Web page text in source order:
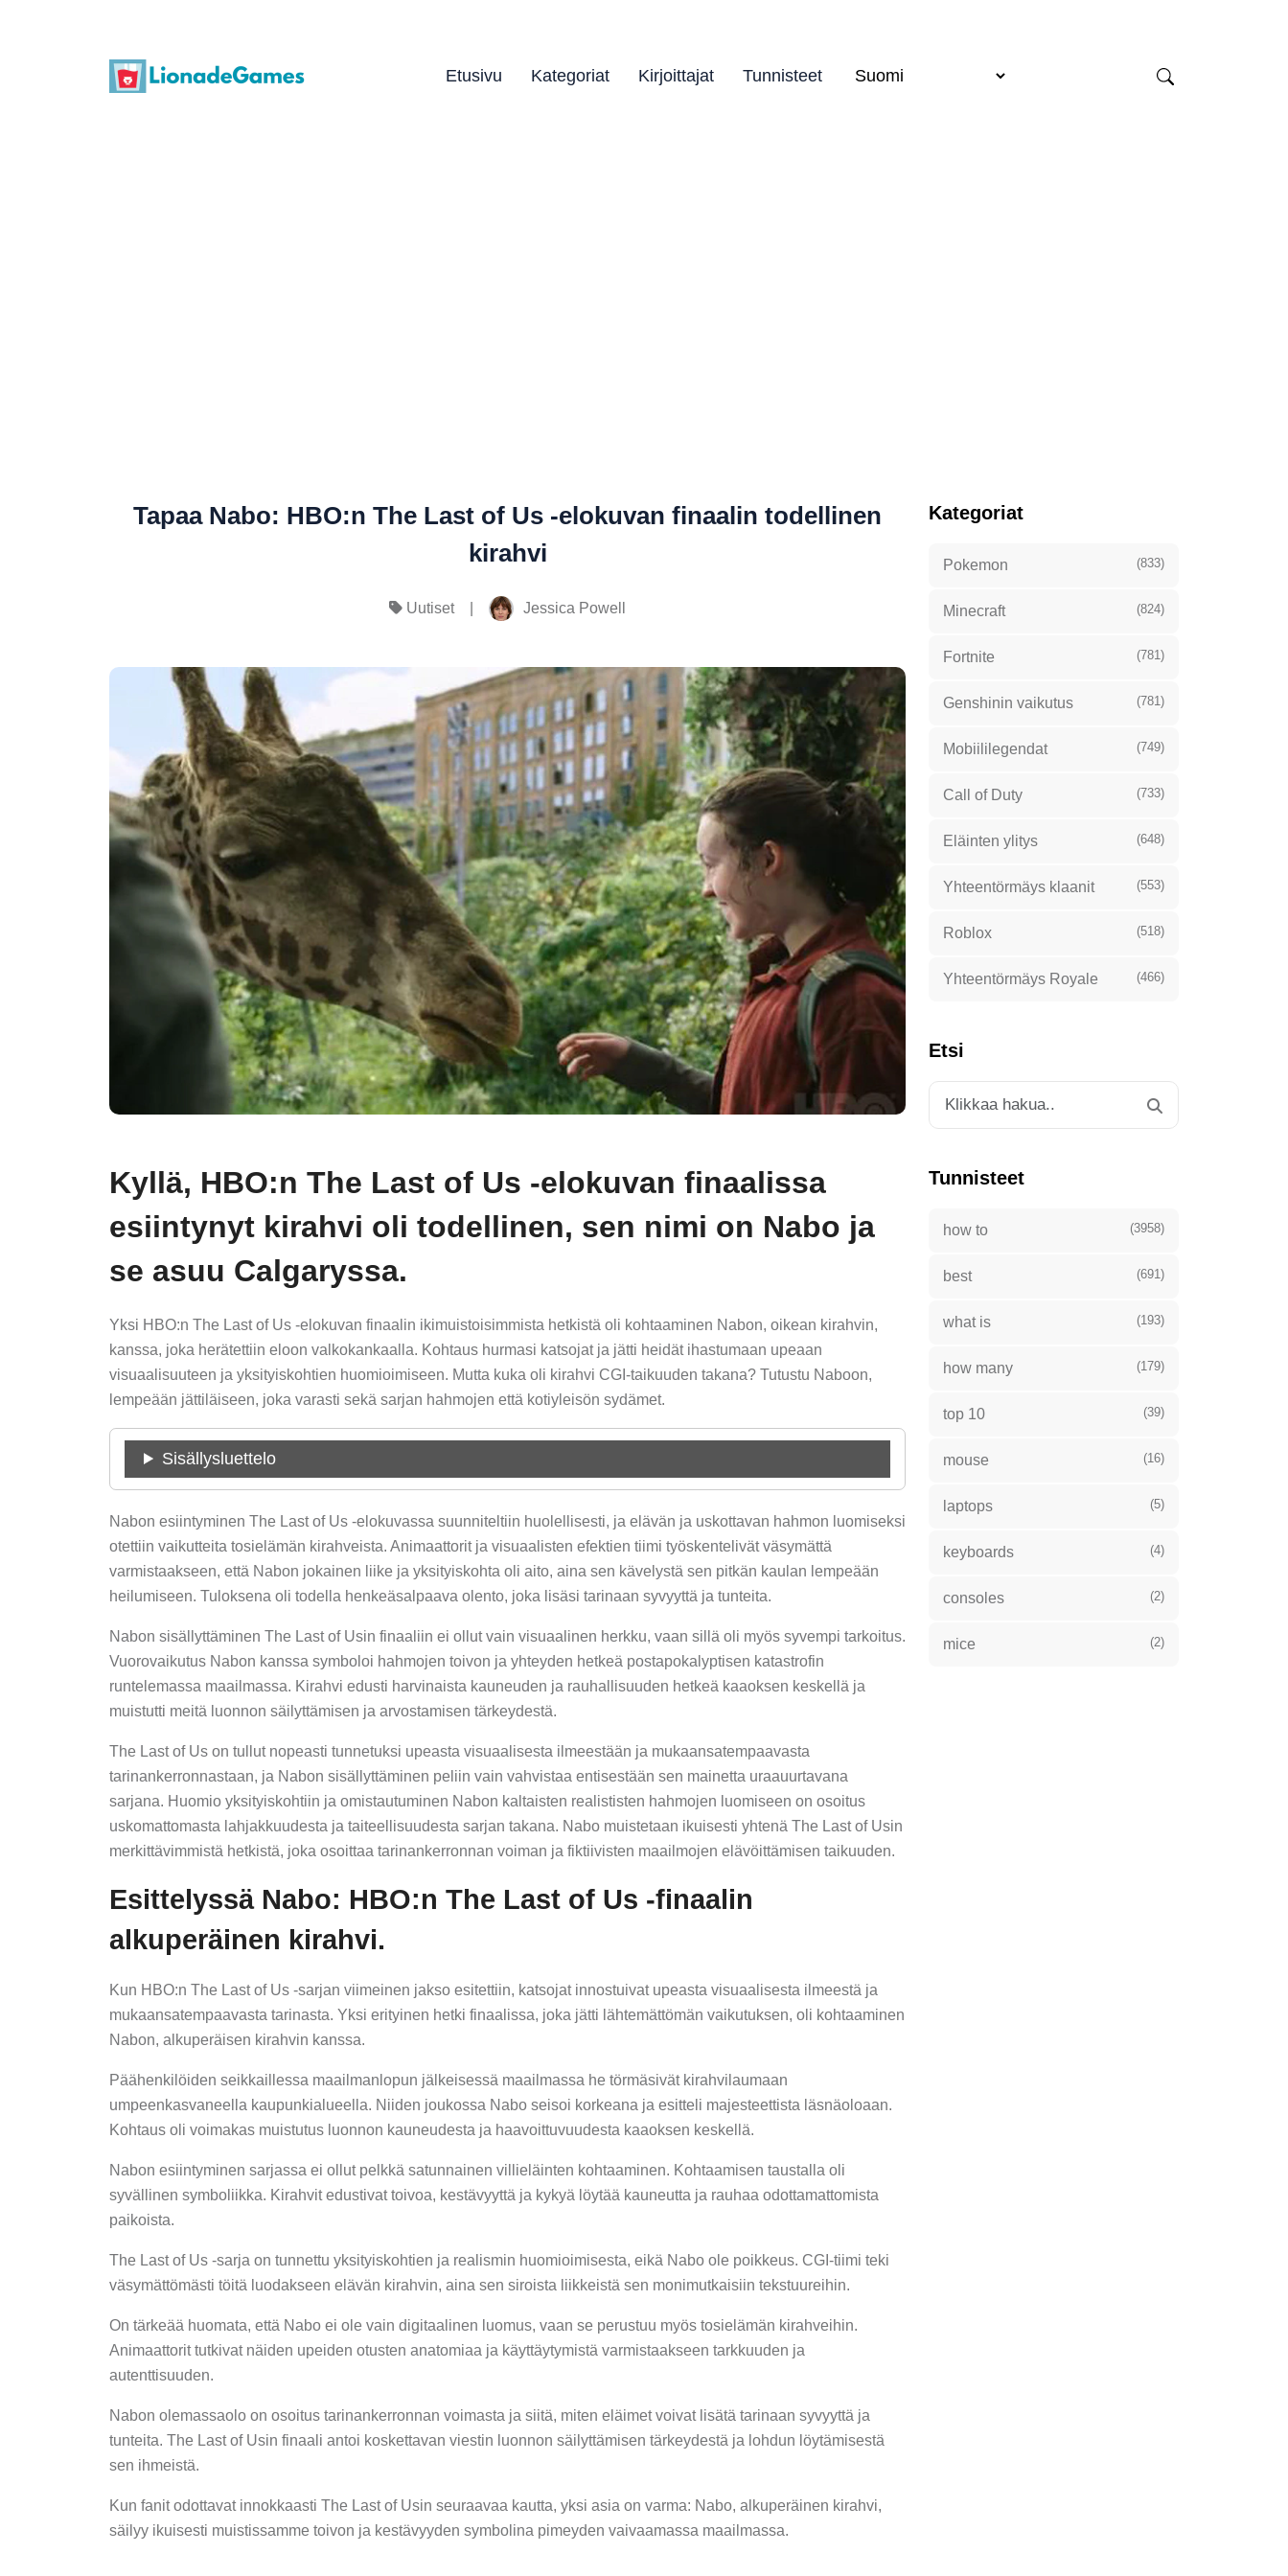
Etusivu Kategoriat Kirjoittajat Tunnisteet
Tapaa Nabo: HBO:n The Last of Us -elokuvan finaalin todellinen
kirahvi
Uutiset Jessica Powell
Kyllä, HBO:n The Last of Us -elokuvan finaalissa
esiintynyt kirahvi oli todellinen, sen nimi on Nabo ja
se asuu Calgaryssa.
Yksi HBO:n The Last of Us -elokuvan finaalin ikimuistoisimmista hetkistä oli kohtaaminen Nabon, oikean kirahvin,
kanssa, joka herätettiin eloon valkokankaalla. Kohtaus hurmasi katsojat ja jätti heidät ihastumaan upeaan
visuaalisuuteen ja yksityiskohtien huomioimiseen. Mutta kuka oli kirahvi CGI-taikuuden takana? Tutustu Naboon,
lempeään jättiläiseen, joka varasti sekä sarjan hahmojen että kotiyleisön sydämet.
Sisällysluettelo
Nabon esiintyminen The Last of Us -elokuvassa suunniteltiin huolellisesti, ja elävän ja uskottavan hahmon luomiseksi
otettiin vaikutteita tosielämän kirahveista. Animaattorit ja visuaalisten efektien tiimi työskentelivät väsymättä
varmistaakseen, että Nabon jokainen liike ja yksityiskohta oli aito, aina sen kävelystä sen pitkän kaulan lempeään
heilumiseen. Tuloksena oli todella henkeäsalpaava olento, joka lisäsi tarinaan syvyyttä ja tunteita.
Nabon sisällyttäminen The Last of Usin finaaliin ei ollut vain visuaalinen herkku, vaan sillä oli myös syvempi tarkoitus.
Vuorovaikutus Nabon kanssa symboloi hahmojen toivon ja yhteyden hetkeä postapokalyptisen katastrofin
runtelemassa maailmassa. Kirahvi edusti harvinaista kauneuden ja rauhallisuuden hetkeä kaaoksen keskellä ja
muistutti meitä luonnon säilyttämisen ja arvostamisen tärkeydestä.
The Last of Us on tullut nopeasti tunnetuksi upeasta visuaalisesta ilmeestään ja mukaansatempaavasta
tarinankerronnastaan, ja Nabon sisällyttäminen peliin vain vahvistaa entisestään sen mainetta uraauurtavana
sarjana. Huomio yksityiskohtiin ja omistautuminen Nabon kaltaisten realististen hahmojen luomiseen on osoitus
uskomattomasta lahjakkuudesta ja taiteellisuudesta sarjan takana. Nabo muistetaan ikuisesti yhtenä The Last of Usin
merkittävimmistä hetkistä, joka osoittaa tarinankerronnan voiman ja fiktiivisten maailmojen elävöittämisen taikuuden.
Esittelyssä Nabo: HBO:n The Last of Us -finaalin
alkuperäinen kirahvi.
Kun HBO:n The Last of Us -sarjan viimeinen jakso esitettiin, katsojat innostuivat upeasta visuaalisesta ilmeestä ja
mukaansatempaavasta tarinasta. Yksi erityinen hetki finaalissa, joka jätti lähtemättömän vaikutuksen, oli kohtaaminen
Nabon, alkuperäisen kirahvin kanssa.
Päähenkilöiden seikkaillessa maailmanlopun jälkeisessä maailmassa he törmäsivät kirahvilaumaan
umpeenkasvaneella kaupunkialueella. Niiden joukossa Nabo seisoi korkeana ja esitteli majesteettista läsnäoloaan.
Kohtaus oli voimakas muistutus luonnon kauneudesta ja haavoittuvuudesta kaaoksen keskellä.
Nabon esiintyminen sarjassa ei ollut pelkkä satunnainen villieläinten kohtaaminen. Kohtaamisen taustalla oli
syvällinen symboliikka. Kirahvit edustivat toivoa, kestävyyttä ja kykyä löytää kauneutta ja rauhaa odottamattomista
paikoista.
The Last of Us -sarja on tunnettu yksityiskohtien ja realismin huomioimisesta, eikä Nabo ole poikkeus. CGI-tiimi teki
väsymättömästi töitä luodakseen elävän kirahvin, aina sen siroista liikkeistä sen monimutkaisiin tekstuureihin.
On tärkeää huomata, että Nabo ei ole vain digitaalinen luomus, vaan se perustuu myös tosielämän kirahveihin.
Animaattorit tutkivat näiden upeiden otusten anatomiaa ja käyttäytymistä varmistaakseen tarkkuuden ja
autenttisuuden.
Nabon olemassaolo on osoitus tarinankerronnan voimasta ja siitä, miten eläimet voivat lisätä tarinaan syvyyttä ja
tunteita. The Last of Usin finaali antoi koskettavan viestin luonnon säilyttämisen tärkeydestä ja lohdun löytämisestä
sen ihmeistä.
Kun fanit odottavat innokkaasti The Last of Usin seuraavaa kautta, yksi asia on varma: Nabo, alkuperäinen kirahvi,
säilyy ikuisesti muistissamme toivon ja kestävyyden symbolina pimeyden vaivaamassa maailmassa.
Kategoriat
Pokemon (833)
Minecraft (824)
Fortnite (781)
Genshinin vaikutus (781)
Mobiililegendat (749)
Call of Duty (733)
Eläinten ylitys (648)
Yhteentörmäys klaanit (553)
Roblox (518)
Yhteentörmäys Royale (466)
Etsi
Tunnisteet
how to (3958)
best (691)
what is (193)
how many (179)
top 10 (39)
mouse (16)
laptops (5)
keyboards (4)
consoles (2)
mice (2)